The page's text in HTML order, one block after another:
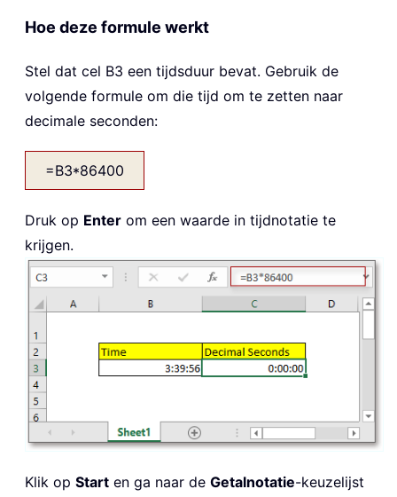
Hoe deze formule werkt
Stel dat cel B3 een tijdsduur bevat. Gebruik de
volgende formule om die tijd om te zetten naar
decimale seconden:
=B3*86400
Druk op Enter om een waarde in tijdnotatie te
krijgen.
Klik op Start en ga naar de Getalnotatie-keuzelijst